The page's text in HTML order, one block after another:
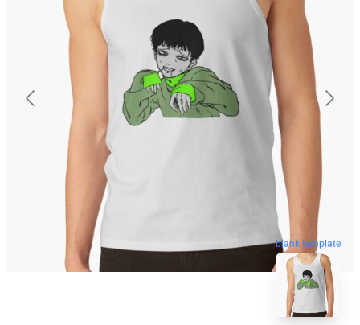
blank template